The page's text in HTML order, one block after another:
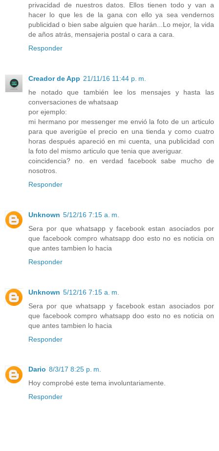
privacidad de nuestros datos. Ellos tienen todo y van a
hacer lo que les de la gana con ello ya sea vendernos
publicidad o bien sabe alguien que harán...Lo mejor, la vida
de años atrás, mensajeria postal o cara a cara.
Responder
Creador de App 21/11/16 11:44 p. m.
he notado que también lee los mensajes y hasta las
conversaciones de whatsaap
por ejemplo:
mi hermano por messenger me envió la foto de un articulo
para que averigüe el precio en una tienda y como cuatro
horas después apareció en mi cuenta, una publicidad con
la foto del mismo articulo que tenia que averiguar.
coincidencia? no. en verdad facebook sabe mucho de
nosotros.
Responder
Unknown 5/12/16 7:15 a. m.
Sera por que whatsapp y facebook estan asociados por
que facebook compro whatsapp doo esto no es noticia on
que antes tambien lo hacia
Responder
Unknown 5/12/16 7:15 a. m.
Sera por que whatsapp y facebook estan asociados por
que facebook compro whatsapp doo esto no es noticia on
que antes tambien lo hacia
Responder
Dario 8/3/17 8:25 p. m.
Hoy comprobé este tema involuntariamente.
Responder